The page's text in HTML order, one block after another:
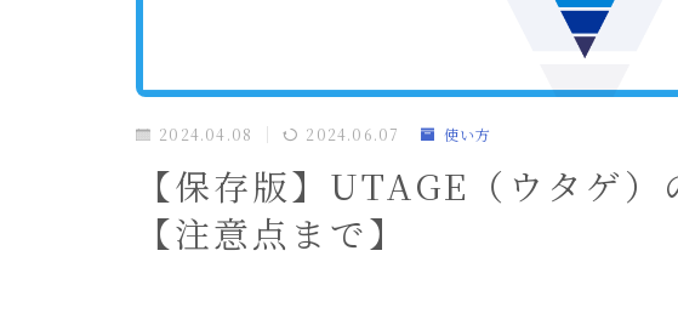
2024.04.08 2024.06.07 使い方
【保存版】UTAGE（ウタゲ
【注意点まで】